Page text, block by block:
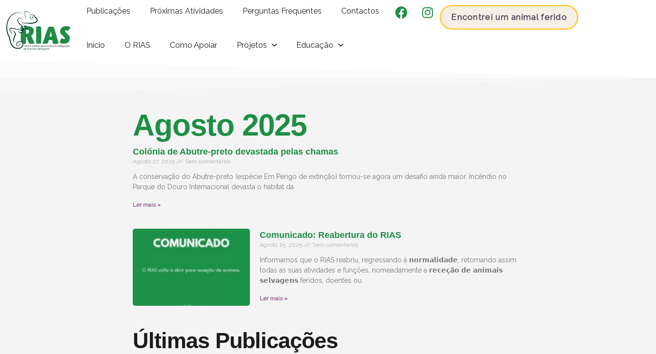
Publicações Próximas Atividades Perguntas Frequentes Contactos
Encontrei um animal ferido
Início O RIAS Como Apoiar Projetos Educação
Agosto 2025
Colónia de Abutre-preto devastada pelas chamas
Agosto 27, 2025 Sem comentários
A conservação do Abutre-preto (espécie Em Perigo de extinção) tornou-se agora um desafio ainda maior. Incêndio no
Parque do Douro Internacional devasta o habitat da
Ler mais »
Comunicado: Reabertura do RIAS
Agosto 25, 2025 Sem comentários
Informamos que o RIAS reabriu, regressando à 𝗻𝗼𝗿𝗺𝗮𝗹𝗶𝗱𝗮𝗱𝗲, retomando assim
todas as suas atividades e funções, nomeadamente a 𝗿𝗲𝗰𝗲𝗰̧𝗮̃𝗼 𝗱𝗲 𝗮𝗻𝗶𝗺𝗮𝗶𝘀
𝘀𝗲𝗹𝘃𝗮𝗴𝗲𝗻𝘀 feridos, doentes ou
Ler mais »
Últimas Publicações